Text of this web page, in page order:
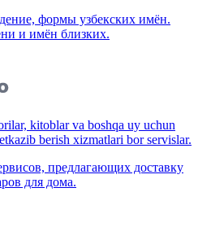
формы узбекских имён.
и имён близких.
kitoblar va boshqa uy uchun
berish xizmatlari bor servislar.
предлагающих доставку
для дома.